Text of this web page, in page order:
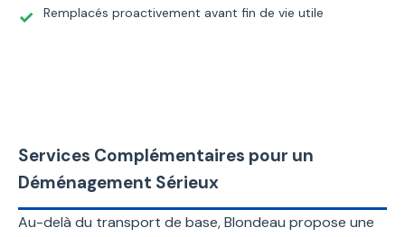
Remplacés proactivement avant fin de vie utile
Services Complémentaires pour un
Déménagement Sérieux
Au-delà du transport de base, Blondeau propose une